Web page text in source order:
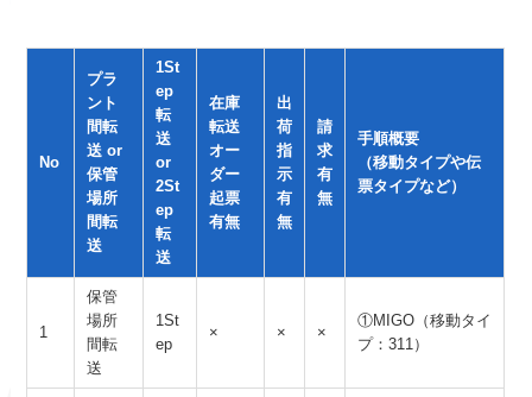
No
プラ
ント
間転
送 or
保管
場所
間転
送
1St
ep
転
送
or
2St
ep
転
送
在庫
転送
オー
ダー
起票
有無
出
荷
指
示
有
無
請
求
有
無
手順概要
（移動タイプや伝
票タイプなど）
1
保管
場所
間転
送
1St
ep
× × ×
①MIGO（移動タイ
プ：311）